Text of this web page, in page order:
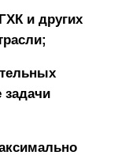
и других